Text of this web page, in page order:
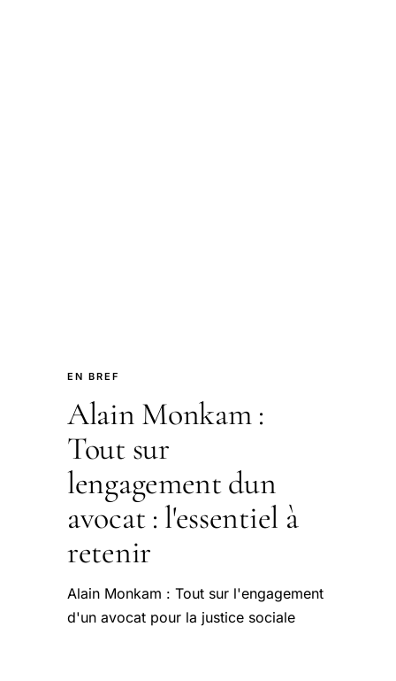
EN BREF
Alain Monkam :
Tout sur
lengagement dun
avocat : l'essentiel à
retenir
Alain Monkam : Tout sur l'engagement
d'un avocat pour la justice sociale